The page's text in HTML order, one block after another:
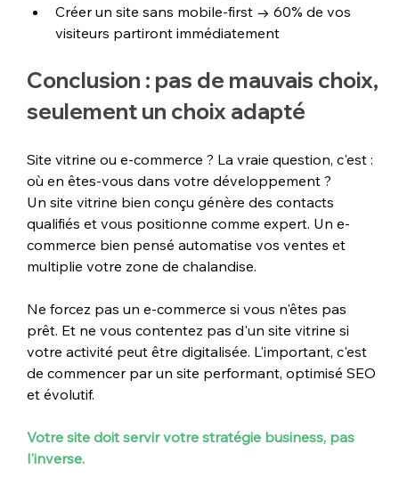
Créer un site sans mobile-first → 60% de vos
visiteurs partiront immédiatement
Conclusion : pas de mauvais choix,
seulement un choix adapté
Site vitrine ou e-commerce ? La vraie question, c'est :
où en êtes-vous dans votre développement ?
Un site vitrine bien conçu génère des contacts
qualifiés et vous positionne comme expert. Un e-
commerce bien pensé automatise vos ventes et
multiplie votre zone de chalandise.
Ne forcez pas un e-commerce si vous n'êtes pas
prêt. Et ne vous contentez pas d'un site vitrine si
votre activité peut être digitalisée. L'important, c'est
de commencer par un site performant, optimisé SEO
et évolutif.
Votre site doit servir votre stratégie business, pas
l'inverse.